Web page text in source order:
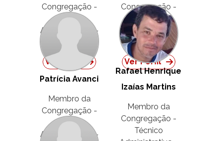
Congregação -
Técnico
Administrativo -
Suplente
Ver Perfil
Congregação -
Técnico
Administrativo -
Suplente
Ver Perfil
Patrícia Avanci
Membro da
Congregação -
Técnico
Administrativo -
Rafael Henrique
Izaías Martins
Membro da
Congregação -
Técnico